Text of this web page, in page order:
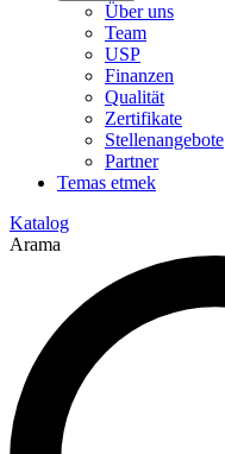
Über uns
Team
USP
Finanzen
Qualität
Zertifikate
Stellenangebote
Partner
Temas etmek
Katalog
Arama